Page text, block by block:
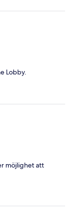
Lobby.
möjlighet att